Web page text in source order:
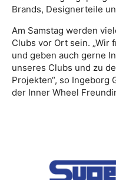
Brands, Designerteile
Am Samstag werden
Clubs vor Ort sein. „Wir
und geben auch gerne
unseres Clubs und zu
Projekten“, so Ingeborg
der Inner Wheel